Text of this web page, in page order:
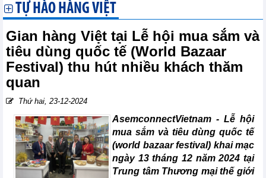
TỰ HÀO HÀNG VIỆT
Gian hàng Việt tại Lễ hội mua sắm và
tiêu dùng quốc tế (World Bazaar
Festival) thu hút nhiều khách thăm
quan
Thứ hai, 23-12-2024
AsemconnectVietnam -Lễ hội
mua sắm và tiêu dùng quốc tế
(world bazaar festival) khai mạc
ngày 13 tháng 12 năm 2024 tại
Trung tâm Thương mại thế giới